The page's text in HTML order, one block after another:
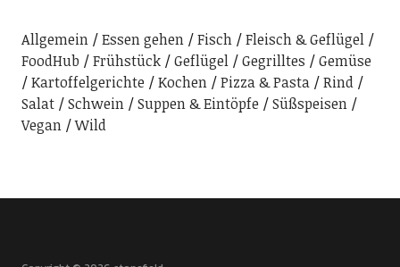
Allgemein Essen gehen Fisch
Fleisch & Geflügel
FoodHub
Frühstück Geflügel Gegrilltes
Gemüse
Kartoffelgerichte
Kochen Pizza & Pasta
Rind
Salat
Schwein Suppen & Eintöpfe
Süßspeisen
Vegan
Wild